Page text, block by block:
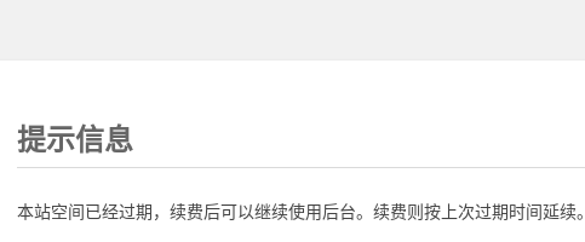
提示信息
本站空间已经过期，续费后可以继续使用后台。续费则按上次过期时间延续。